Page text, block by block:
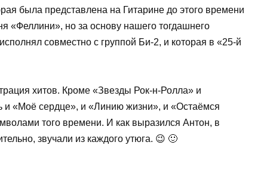
была представлена на Гитарине до этого времени
но за основу нашего тогдашнего
совместно с группой Би-2, и которая в «25-й
хитов. Кроме «Звезды Рок-н-Ролла» и
«Моё сердце», и «Линию жизни», и «Остаёмся
того времени. И как выразился Антон, в
звучали из каждого утюга. 😉 🙂